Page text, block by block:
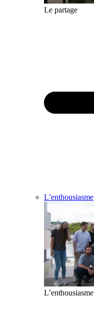
Le partage
L’enthousiasme
L’enthousiasme